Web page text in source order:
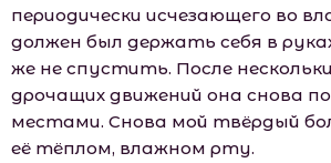
периодически исчезающего во
должен был держать себя в
же не спустить. После
дрочащих движений она снова
местами. Снова мой твёрдый
её тёплом, влажном рту.